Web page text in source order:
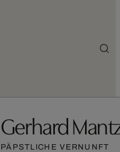
Gerhard
PÄPSTLICHE VERNUNFT